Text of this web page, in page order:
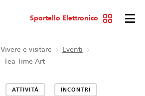
Sportello Elettronico
Vivere e visitare
Eventi
Tea Time Art
ATTIVITÀ INCONTRI